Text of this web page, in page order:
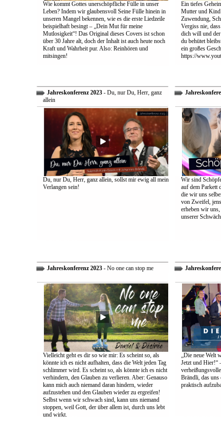
Wie kommt Gottes unerschöpfliche Fülle in unser
Leben? Indem wir glaubensvoll Seine Fülle hinein in
unseren Mangel bekennen, wie es die erste Liedzeile
beispielhaft besingt – „Dein Mut für meine
Mutlosigkeit“! Das Original dieses Covers ist schon
über 30 Jahre alt, doch der Inhalt ist auch heute noch
Kraft und Wahrheit pur. Also: Reinhören und
mitsingen!
Ein tiefes
Mutter und
Zuwendung,
Vergiss nie,
dich will und der
du behütet
ein großes
https://
Jahreskonferenz 2023- Du, nur Du, Herr, ganz
allein
Du, nur Du, Herr, ganz allein, sollst mir ewig all mein
Verlangen sein!
Wir sind
auf dem Parkett
die wir uns
von Zweifel,
erheben wir
unserer
Jahreskonferenz 2023- No one can stop me
Vielleicht geht es dir so wie mir: Es scheint so, als
könnte ich es nicht aufhalten, dass die Welt jeden Tag
schlimmer wird. Es scheint so, als könnte ich es nicht
verhindern, den Glauben zu verlieren. Aber: Genauso
kann mich auch niemand daran hindern, wieder
aufzustehen und den Glauben wieder zu ergreifen!
Selbst wenn wir schwach sind, kann uns niemand
stoppen, weil Gott, der über allem ist, durch uns lebt
und wirkt.
„Die neue Welt
Jetzt und Hier!“
Brändli, das uns
praktisch